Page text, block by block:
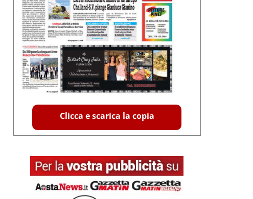
Clicca e scarica la copia